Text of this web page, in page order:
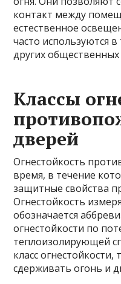
контакт между
естественное
часто используются
других общественных
Классы
дверей
Огнестойкость
время, в течение
защитные свойства
Огнестойкость
обозначается
огнестойкости по
теплоизолирующей
класс
сдерживать огонь и